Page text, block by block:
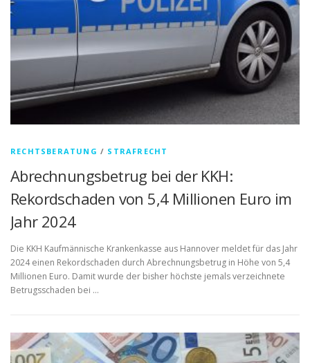
RECHTSBERATUNG / STRAFRECHT
Abrechnungsbetrug bei der KKH:
Rekordschaden von 5,4 Millionen Euro im
Jahr 2024
Die KKH Kaufmännische Krankenkasse aus Hannover meldet für das Jahr
2024 einen Rekordschaden durch Abrechnungsbetrug in Höhe von 5,4
Millionen Euro. Damit wurde der bisher höchste jemals verzeichnete
Betrugsschaden bei …